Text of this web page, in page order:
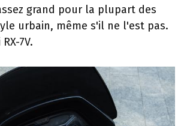
grand pour la plupart des
urbain, même s'il ne l'est pas.
7V.